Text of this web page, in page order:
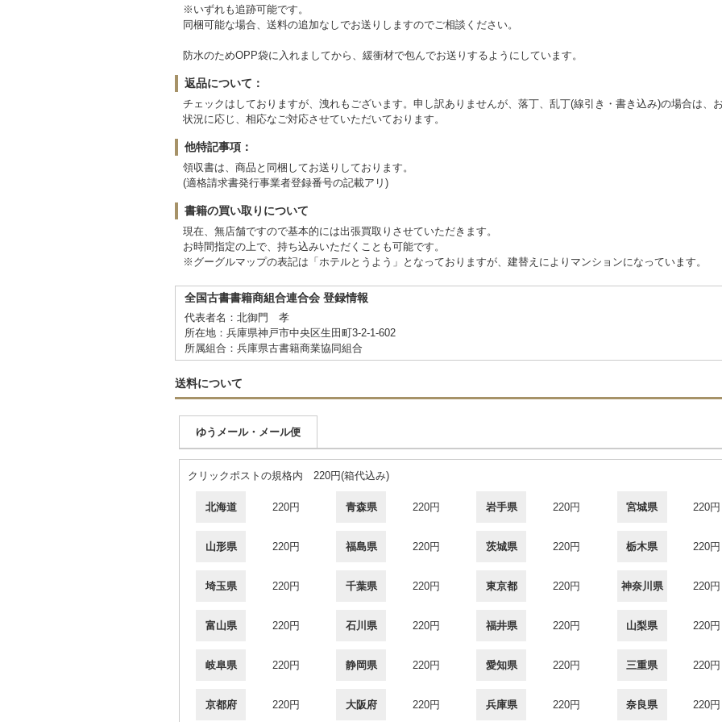
※いずれも追跡可能です。
同梱可能な場合、送料の追加なしでお送りしますのでご相談ください。
防水のためOPP袋に入れましてから、緩衝材で包んでお送りするようにしています。
返品について：
チェックはしておりますが、洩れもございます。申し訳ありませんが、落丁、乱丁(線引き・書き込み)の場合は、
状況に応じ、相応なご対応させていただいております。
他特記事項：
領収書は、商品と同梱してお送りしております。
(適格請求書発行事業者登録番号の記載アリ)
書籍の買い取りについて
現在、無店舗ですので基本的には出張買取りさせていただきます。
お時間指定の上で、持ち込みいただくことも可能です。
※グーグルマップの表記は「ホテルとうよう」となっておりますが、建替えによりマンションになっています。
全国古書書籍商組合連合会 登録情報
代表者名：北御門 孝
所在地：兵庫県神戸市中央区生田町3-2-1-602
所属組合：兵庫県古書籍商業協同組合
送料について
ゆうメール・メール便
クリックポストの規格内 220円(箱代込み)
北海道 220円 青森県 220円 岩手県 220円 宮城県 220円
山形県 220円 福島県 220円 茨城県 220円 栃木県 220円
埼玉県 220円 千葉県 220円 東京都 220円 神奈川県 220円
富山県 220円 石川県 220円 福井県 220円 山梨県 220円
岐阜県 220円 静岡県 220円 愛知県 220円 三重県 220円
京都府 220円 大阪府 220円 兵庫県 220円 奈良県 220円